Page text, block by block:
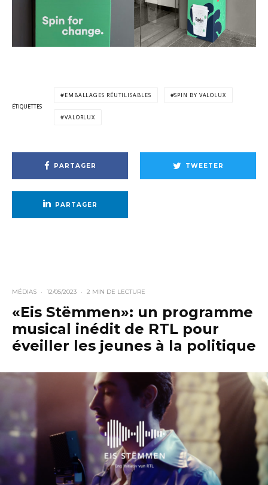
ÉTIQUETTES
EMBALLAGES RÉUTILISABLES SPIN BY VALOLUX
VALORLUX
PARTAGER TWEETER
PARTAGER
MÉDIAS · 12/05/2023 · 2 MIN DE LECTURE
«Eis Stëmmen»: un programme
musical inédit de RTL pour
éveiller les jeunes à la politique